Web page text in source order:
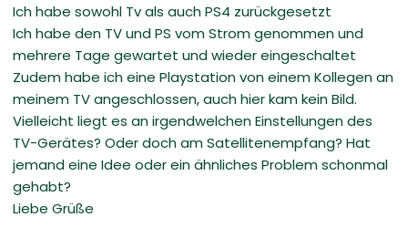
Ich habe sowohl Tv als auch PS4 zurückgesetzt
Ich habe den TV und PS vom Strom genommen und
mehrere Tage gewartet und wieder eingeschaltet
Zudem habe ich eine Playstation von einem Kollegen an
meinem TV angeschlossen, auch hier kam kein Bild.
Vielleicht liegt es an irgendwelchen Einstellungen des
TV-Gerätes? Oder doch am Satellitenempfang? Hat
jemand eine Idee oder ein ähnliches Problem schonmal
gehabt?
Liebe Grüße